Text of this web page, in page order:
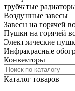
трубчатые
Воздушные завесы
Завесы на горячей
Пушки на горячей
Электрические
Инфракрасные
Конвекторы
Каталог товаров